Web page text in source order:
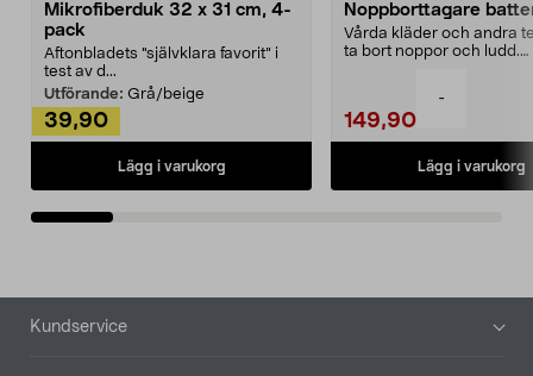
-
Mikrofiberduk 32 x 31 cm, 4-
pack
Aftonbladets "självklara favorit” i
test av d...
Utförande: Grå/beige
39,90
Lägg i varukorg
Noppborttagare
Vårda kläder och andra
ta bort noppor och ludd.
149,90
Lägg i varukorg
Sidfot
Kundservice